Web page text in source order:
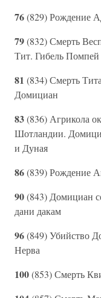
76(829) Рождение
79(832) Смерть
Тит. Гибель Помпей
81 (834) Смерть
Домициан
83(836) Агрикола
Шотландии.
и Дуная
86(839) Рождение
90(843) Домициан
дани дакам
96(849) Убийство
Нерва
100(853) Смерть